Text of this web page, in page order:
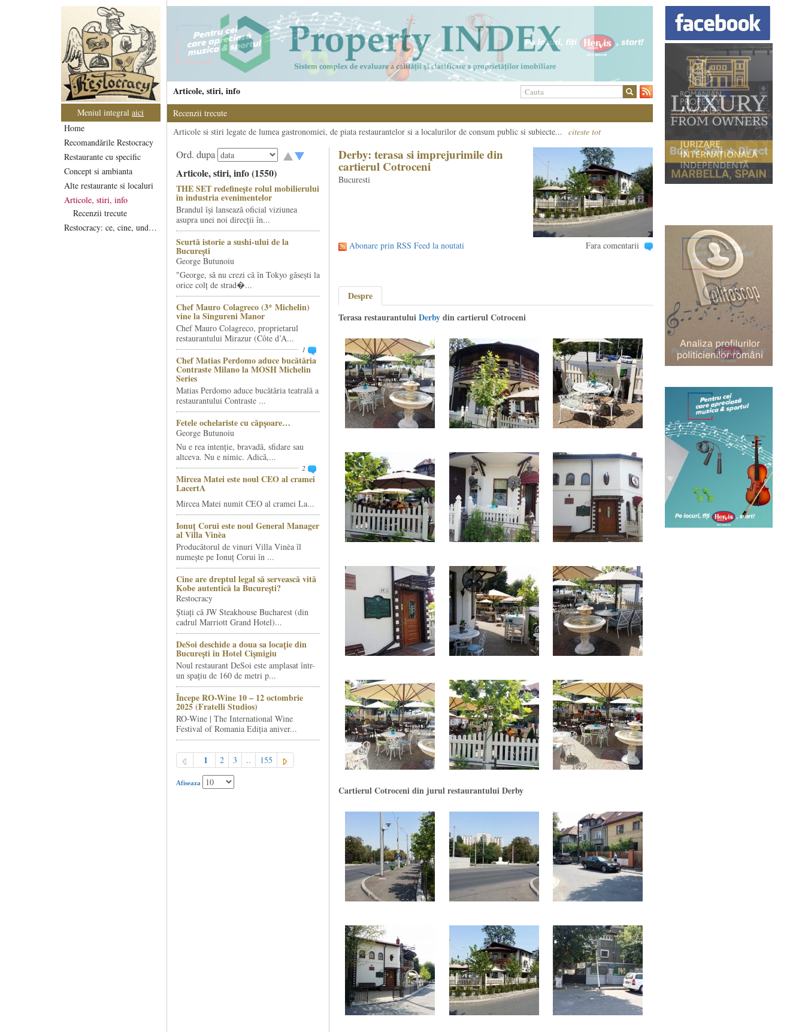
Meniul integralaici
Home
Recomandările Restocracy
Restaurante cu specific
Concept si ambianta
Alte restaurante si localuri
Articole, stiri, info
Recenzii trecute
Restocracy: ce, cine, unde...
Articole, stiri, info
Recenzii trecute
Articole si stiri legate de lumea gastronomiei, de piata restaurantelor si a localurilor de consum public si subiecte... citeste tot
Ord. dupa
Articole, stiri, info (1550)
THE SET redefinește rolul mobilierului
în industria evenimentelor
Brandul își lansează oficial viziunea
asupra unei noi direcții în...
Scurtă istorie a sushi-ului de la
București
George Butunoiu
"George, să nu crezi că în Tokyo găsești la
orice colț de strad�...
Chef Mauro Colagreco (3* Michelin)
vine la Singureni Manor
Chef Mauro Colagreco, proprietarul
restaurantului Mirazur (Côte d’A...
1
Chef Matias Perdomo aduce bucătăria
Contraste Milano la MOSH Michelin
Series
Matias Perdomo aduce bucătăria teatrală a
restaurantului Contraste ...
Fetele ochelariste cu căpșoare…
George Butunoiu
Nu e rea intenție, bravadă, sfidare sau
altceva. Nu e nimic. Adică,...
2
Mircea Matei este noul CEO al cramei
LacertA
Mircea Matei numit CEO al cramei La...
Ionuț Corui este noul General Manager
al Villa Vinèa
Producătorul de vinuri Villa Vinèa îl
numește pe Ionuț Corui în ...
Cine are dreptul legal să servească vită
Kobe autentică la București?
Restocracy
Știați că JW Steakhouse Bucharest (din
cadrul Marriott Grand Hotel)...
DeSoi deschide a doua sa locație din
București în Hotel Cișmigiu
Noul restaurant DeSoi este amplasat într-
un spațiu de 160 de metri p...
Începe RO-Wine 10 – 12 octombrie
2025 (Fratelli Studios)
RO-Wine | The International Wine
Festival of Romania Ediția aniver...
1 2 3 .. 155
Afiseaza
Derby: terasa si imprejurimile din
cartierul Cotroceni
Bucuresti
Abonare prin RSS Feed la noutati Fara comentarii
Despre
Terasa restaurantuluiDerbydin cartierul Cotroceni
Cartierul Cotroceni din jurul restaurantului Derby